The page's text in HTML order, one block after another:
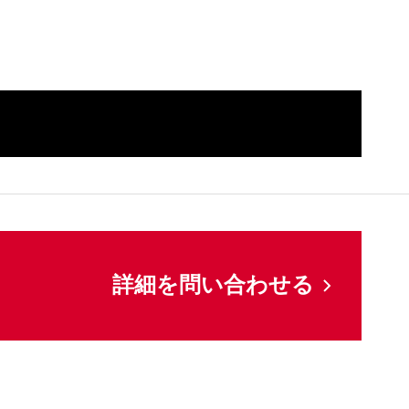
詳細を問い合わせる